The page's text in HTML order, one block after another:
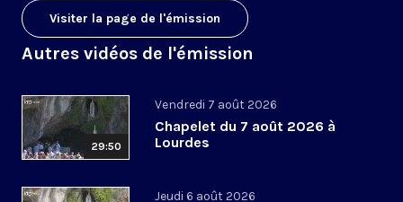
Visiter la page de l'émission
Autres vidéos de l'émission
29:50
Vendredi 7 août 2026
Chapelet du 7 août 2026 à
Lourdes
Jeudi 6 août 2026